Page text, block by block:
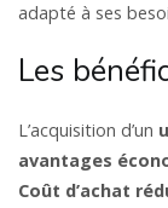
adapté à ses
Les
L’acquisition d’un
avantages
Coût d’achat